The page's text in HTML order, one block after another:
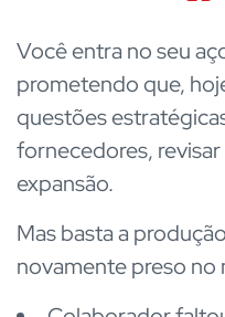
Você entra no seu
prometendo que,
questões
fornecedores,
expansão.
Mas basta a
novamente preso no